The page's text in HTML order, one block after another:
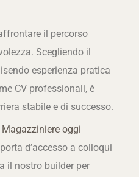
il percorso
Scegliendo il
esperienza pratica
CV professionali, è
stabile e di successo.
oggi
d’accesso a colloqui
il nostro builder per